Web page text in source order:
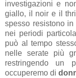
investigazioni e
giallo, il noir e il
spesso resistono
nei periodi
può al tempo
nelle serate più
restringendo un
occuperemo di